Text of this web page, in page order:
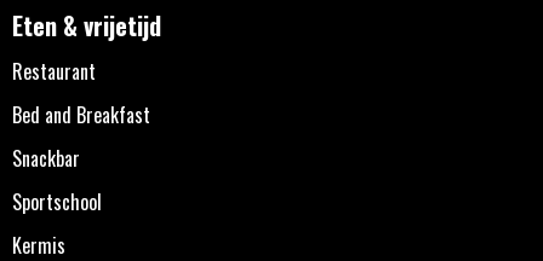
Eten & vrijetijd
Restaurant
Bed and Breakfast
Snackbar
Sportschool
Kermis